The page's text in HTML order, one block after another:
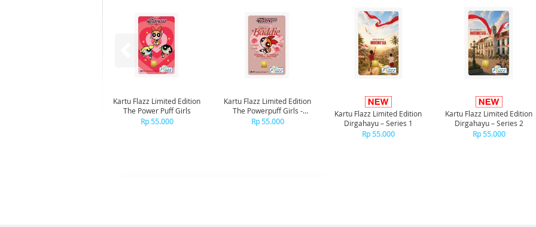
Kartu Flazz Limited Edition
The Power Puff Girls
Rp 55.000
Kartu Flazz Limited Edition
The Powerpuff Girls -
Blossom
Rp 55.000
Kartu Flazz Limited Edition
Dirgahayu – Series 1
Rp 55.000
Kartu Flazz Limited Edition
Dirgahayu – Series 2
Rp 55.000